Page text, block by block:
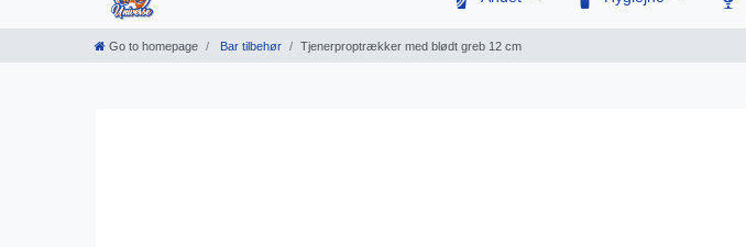
Go to homepage Bar tilbehør Tjenerproptrækker med blødt greb 12 cm